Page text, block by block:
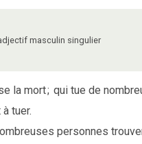
masculin singulier
la mort; qui tue de
tuer.
personnes